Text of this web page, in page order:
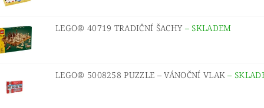
IDEAS
LEDOVÉ KRÁLOVSTVÍ 2 LEGO® LORD OF THE RINGS
LEGO® NINJAGO A NINJAGO MOVIE
LEGO® POKÉMON™
LEGO® 40719 TRADIČNÍ ŠACHY – SKLADEM
LEGO® 5008258 PUZZLE – VÁNOČNÍ VLAK–